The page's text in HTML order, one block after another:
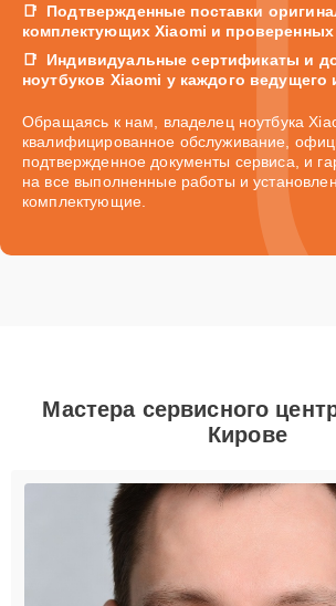
Подтвержденные поставки
комплектующих Xiaomi и проверенных
Индивидуальные сертификаты и
ноутбуков Xiaomi у каждого ведущего
Обращаясь к нам, владелец ноутбука
квалифицированное обслуживание,
подтвержденное документы сервиса, и
на все выполненные работы и
комплектующие.
Мастера сервисного
Кирове